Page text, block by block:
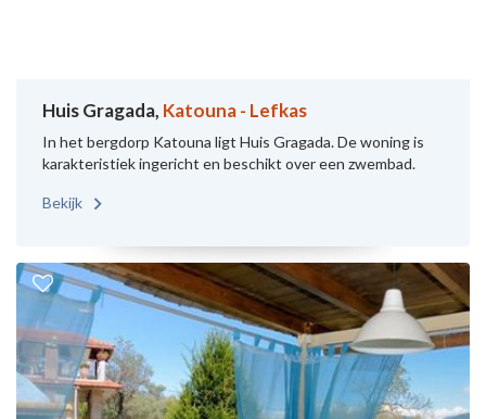
Huis Gragada, Katouna - Lefkas
In het bergdorp Katouna ligt Huis Gragada. De woning is
karakteristiek ingericht en beschikt over een zwembad.
Bekijk